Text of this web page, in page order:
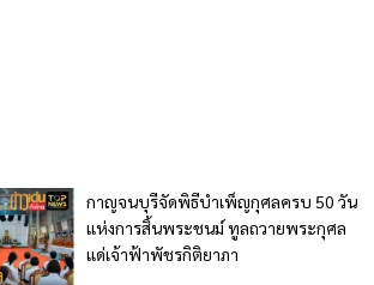
กาญจนบุรีจัดพิธีบำเพ็ญกุศลครบ 50 วัน
แห่งการสิ้นพระชนม์ ทูลถวายพระกุศล
แด่เจ้าฟ้าพัชรกิติยาภา